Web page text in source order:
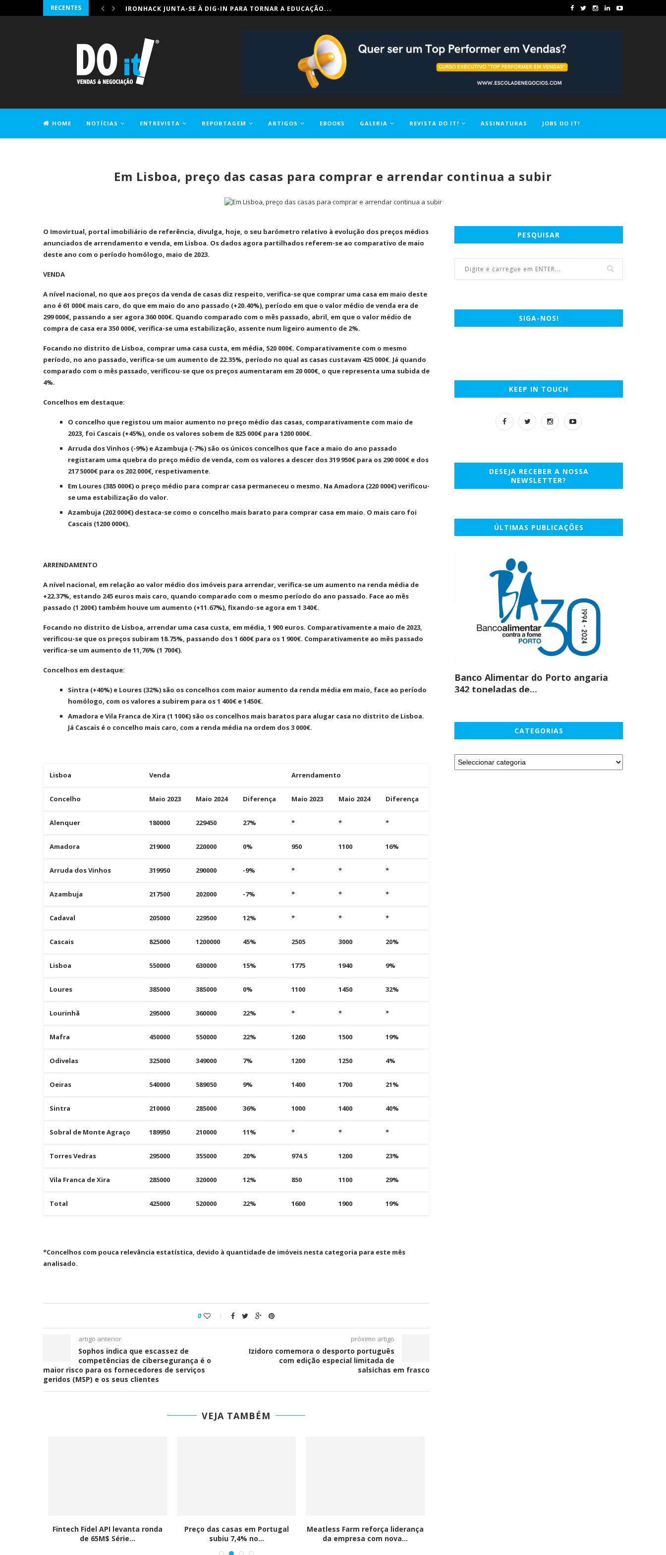
RECENTES IRONHACK JUNTA-SE À DIG-IN PARA TORNAR A EDUCAÇÃO...
HOME NOTÍCIAS ENTREVISTA REPORTAGEM ARTIGOS EBOOKS GALERIA REVISTA DO IT! ASSINATURAS JOBS DO IT!
Em Lisboa, preço das casas para comprar e arrendar continua a subir
O Imovirtual, portal imobiliário de referência, divulga, hoje, o seu barómetro relativo à evolução dos preços médios
anunciados de arrendamento e venda, em Lisboa. Os dados agora partilhados referem-se ao comparativo de maio
deste ano com o período homólogo, maio de 2023.
VENDA
A nível nacional, no que aos preços da venda de casas diz respeito, verifica-se que comprar uma casa em maio deste
ano é 61 000€ mais caro, do que em maio do ano passado (+20.40%), período em que o valor médio de venda era de
299 000€, passando a ser agora 360 000€. Quando comparado com o mês passado, abril, em que o valor médio de
compra de casa era 350 000€, verifica-se uma estabilização, assente num ligeiro aumento de 2%.
Focando no distrito de Lisboa, comprar uma casa custa, em média, 520 000€. Comparativamente com o mesmo
período, no ano passado, verifica-se um aumento de 22.35%, período no qual as casas custavam 425 000€. Já quando
comparado com o mês passado, verificou-se que os preços aumentaram em 20 000€, o que representa uma subida de
4%.
Concelhos em destaque:
O concelho que registou um maior aumento no preço médio das casas, comparativamente com maio de
2023, foi Cascais (+45%), onde os valores sobem de 825 000€ para 1200 000€.
Arruda dos Vinhos (-9%) e Azambuja (-7%) são os únicos concelhos que face a maio do ano passado
registaram uma quebra do preço médio de venda, com os valores a descer dos 319 950€ para os 290 000€ e dos
217 5000€ para os 202 000€, respetivamente.
Em Loures (385 000€) o preço médio para comprar casa permaneceu o mesmo. Na Amadora (220 000€) verificou-
se uma estabilização do valor.
Azambuja (202 000€) destaca-se como o concelho mais barato para comprar casa em maio. O mais caro foi
Cascais (1200 000€).
ARRENDAMENTO
A nível nacional, em relação ao valor médio dos imóveis para arrendar, verifica-se um aumento na renda média de
+22.37%, estando 245 euros mais caro, quando comparado com o mesmo período do ano passado. Face ao mês
passado (1 200€) também houve um aumento (+11.67%), fixando-se agora em 1 340€.
Focando no distrito de Lisboa, arrendar uma casa custa, em média, 1 900 euros. Comparativamente a maio de 2023,
verificou-se que os preços subiram 18.75%, passando dos 1 600€ para os 1 900€. Comparativamente ao mês passado
verifica-se um aumento de 11,76% (1 700€).
Concelhos em destaque:
Sintra (+40%) e Loures (32%) são os concelhos com maior aumento da renda média em maio, face ao período
homólogo, com os valores a subirem para os 1 400€ e 1450€.
Amadora e Vila Franca de Xira (1 100€) são os concelhos mais baratos para alugar casa no distrito de Lisboa.
Já Cascais é o concelho mais caro, com a renda média na ordem dos 3 000€.
Lisboa Venda Arrendamento
Concelho Maio 2023 Maio 2024 Diferença Maio 2023 Maio 2024 Diferença
Alenquer 180000 229450 27% * * *
Amadora 219000 220000 0% 950 1100 16%
Arruda dos Vinhos 319950 290000 -9% * * *
Azambuja 217500 202000 -7% * * *
Cadaval 205000 229500 12% * * *
Cascais 825000 1200000 45% 2505 3000 20%
Lisboa 550000 630000 15% 1775 1940 9%
Loures 385000 385000 0% 1100 1450 32%
Lourinhã 295000 360000 22% * * *
Mafra 450000 550000 22% 1260 1500 19%
Odivelas 325000 349000 7% 1200 1250 4%
Oeiras 540000 589050 9% 1400 1700 21%
Sintra 210000 285000 36% 1000 1400 40%
Sobral de Monte Agraço 189950 210000 11% * * *
Torres Vedras 295000 355000 20% 974.5 1200 23%
Vila Franca de Xira 285000 320000 12% 850 1100 29%
Total 425000 520000 22% 1600 1900 19%
*Concelhos com pouca relevância estatística, devido à quantidade de imóveis nesta categoria para este mês
analisado.
0
artigo anterior
Sophos indica que escassez de
competências de cibersegurança é o
maior risco para os fornecedores de serviços
geridos (MSP) e os seus clientes
próximo artigo
Izidoro comemora o desporto português
com edição especial limitada de
salsichas em frasco
VEJA TAMBÉM
Fintech Fidel API levanta ronda
de 65M$ Série...
Preço das casas em Portugal
subiu 7,4% no...
Meatless Farm reforça liderança
da empresa com nova...
PESQUISAR
SIGA-NOS!
KEEP IN TOUCH
DESEJA RECEBER A NOSSA
NEWSLETTER?
ÚLTIMAS PUBLICAÇÕES
tornar a educação...
num investimento de...
Banco Alimentar do Porto angaria
342 toneladas de...
CATEGORIAS